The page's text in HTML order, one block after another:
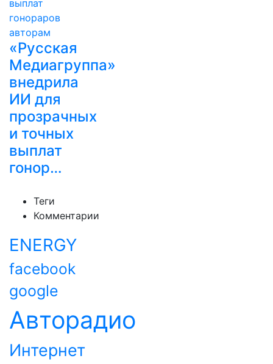
«Русская
Медиагруппа»
внедрила
ИИ для
прозрачных
и точных
выплат
гонор…
Теги
Комментарии
ENERGY
facebook
google
Авторадио
Интернет